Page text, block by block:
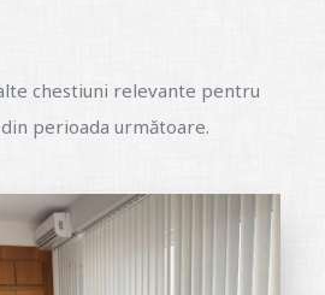
chestiuni relevante pentru
perioada următoare.